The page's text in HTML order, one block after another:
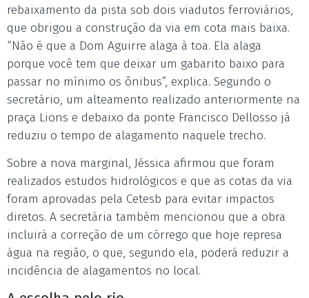
rebaixamento da pista sob dois viadutos ferroviários,
que obrigou a construção da via em cota mais baixa.
“Não é que a Dom Aguirre alaga à toa. Ela alaga
porque você tem que deixar um gabarito baixo para
passar no mínimo os ônibus”, explica. Segundo o
secretário, um alteamento realizado anteriormente na
praça Lions e debaixo da ponte Francisco Dellosso já
reduziu o tempo de alagamento naquele trecho.
Sobre a nova marginal, Jéssica afirmou que foram
realizados estudos hidrológicos e que as cotas da via
foram aprovadas pela Cetesb para evitar impactos
diretos. A secretária também mencionou que a obra
incluirá a correção de um córrego que hoje represa
água na região, o que, segundo ela, poderá reduzir a
incidência de alagamentos no local.